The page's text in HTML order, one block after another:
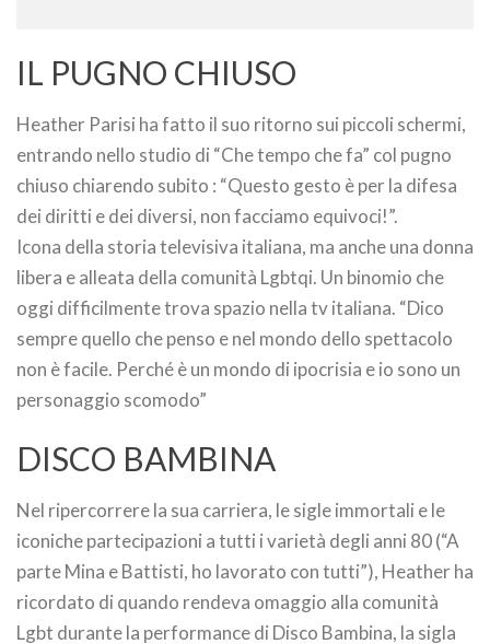
IL PUGNO CHIUSO
Heather Parisi ha fatto il suo ritorno sui piccoli schermi,
entrando nello studio di “Che tempo che fa” col pugno
chiuso chiarendo subito : “Questo gesto è per la difesa
dei diritti e dei diversi, non facciamo equivoci!”.
Icona della storia televisiva italiana, ma anche una donna
libera e alleata della comunità Lgbtqi. Un binomio che
oggi difficilmente trova spazio nella tv italiana. “Dico
sempre quello che penso e nel mondo dello spettacolo
non è facile. Perché è un mondo di ipocrisia e io sono un
personaggio scomodo”
DISCO BAMBINA
Nel ripercorrere la sua carriera, le sigle immortali e le
iconiche partecipazioni a tutti i varietà degli anni 80 (“A
parte Mina e Battisti, ho lavorato con tutti”), Heather ha
ricordato di quando rendeva omaggio alla comunità
Lgbt durante la performance di Disco Bambina, la sigla